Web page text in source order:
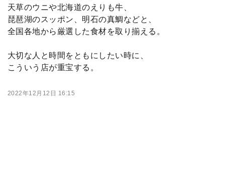
天草のウニや北海道のえりも牛、
琵琶湖のスッポン、明石の真鯛などと、
全国各地から厳選した食材を取り揃える。
大切な人と時間をともにしたい時に、
こういう店が重宝する。
2022年12月12日 16:15